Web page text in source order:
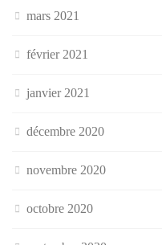
mars 2021
février 2021
janvier 2021
décembre 2020
novembre 2020
octobre 2020